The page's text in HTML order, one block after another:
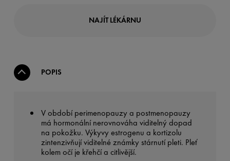
NAJÍT LÉKÁRNU
POPIS
V období perimenopauzy a postmenopauzy
má hormonální nerovnováha viditelný dopad
na pokožku. Výkyvy estrogenu a kortizolu
zintenzivňují viditelné známky stárnutí pleti. Pleť
kolem očí je křehčí a citlivější.